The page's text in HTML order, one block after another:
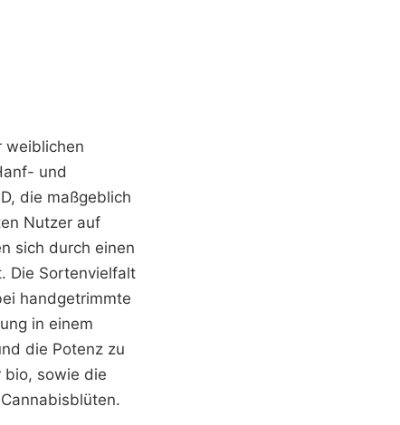
weiblichen
und
die maßgeblich
Nutzer auf
sich durch einen
Die Sortenvielfalt
handgetrimmte
in einem
die Potenz zu
bio, sowie die